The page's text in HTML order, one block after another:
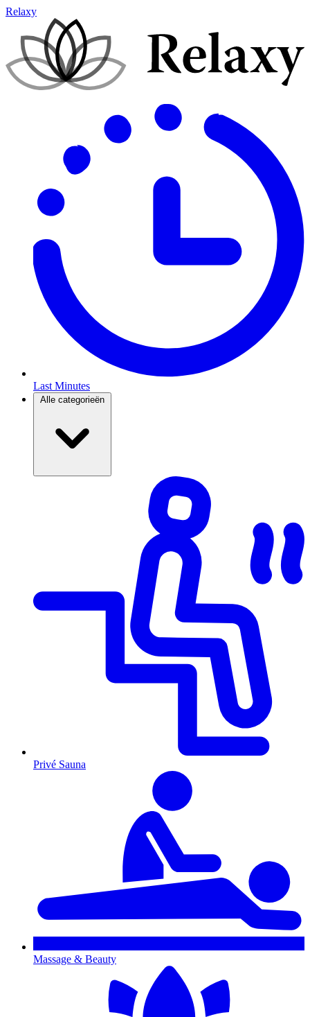
Relaxy
Last Minutes
Alle categorieën
Privé Sauna
Massage & Beauty